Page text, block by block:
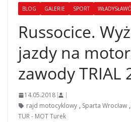
BLOG GALERIE SPORT
Russocice.
jazdy na
zawody TRIAL
14.05.2018
rajd motocyklowy , Sparta Wrocław ,
TUR - MOT Turek